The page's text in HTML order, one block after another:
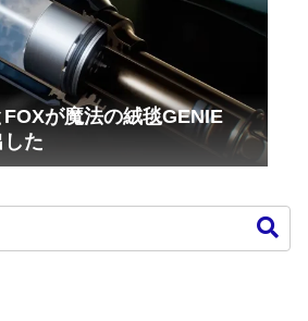
が魔法の絨毯GENIE
た